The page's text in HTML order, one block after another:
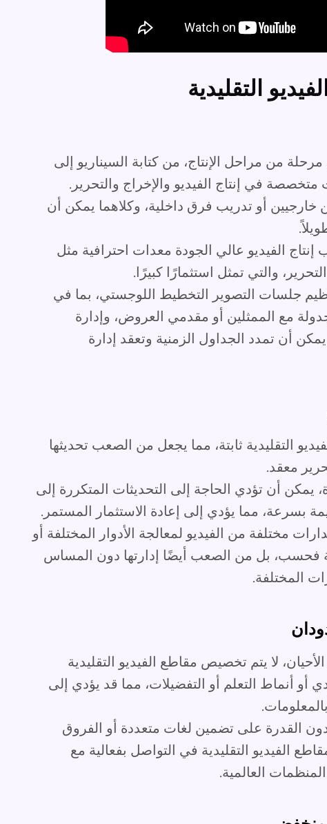
التقليدية
من مراحل الإنتاج، من كتابة السيناريو إلى
متخصصة في إنتاج الفيديو والإخراج والتحرير.
خارجيين أو تدريب فرق داخلية، وكلاهما يمكن أن
إنتاج الفيديو عالي الجودة معدات احترافية مثل
والتي تمثل استثمارًا كبيرًا.
جلسات التصوير التخطيط اللوجستي، بما في
مع الممثلين أو مقدمي العروض، وإدارة
أن تمدد الجداول الزمنية وتعقد إدارة
التقليدية ثابتة، مما يجعل من الصعب تحديثها
معقد.
يمكن أن تؤدي الحاجة إلى التحديثات المتكررة إلى
بسرعة، مما يؤدي إلى إعادة الاستثمار المستمر.
مختلفة من الفيديو لمعالجة الأدوار المختلفة أو
فحسب، بل من الصعب أيضًا إدارتها دون المساس
المختلفة.
لا يتم تخصيص مقاطع الفيديو التقليدية
أو أنماط التعلم أو التفضيلات، مما قد يؤدي إلى
القدرة على تضمين لغات متعددة أو الفروق
الفيديو التقليدية في التواصل بفعالية مع
العالمية.